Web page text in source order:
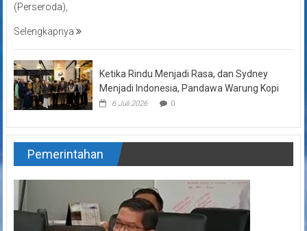
(Perseroda),
Selengkapnya
Ketika Rindu Menjadi Rasa, dan Sydney
Menjadi Indonesia, Pandawa Warung Kopi
6 Juli 2026 0
Pemerintahan